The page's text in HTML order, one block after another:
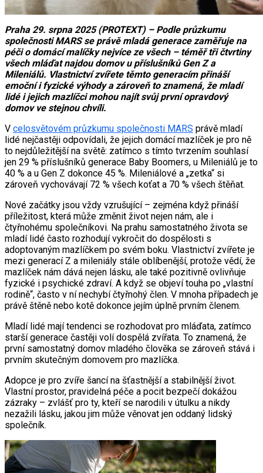
Praha 29. srpna 2025 (PROTEXT) – Podle průzkumu
společnosti MARS se právě mladá generace zaměřuje na
péči o domácí malíčky nejvíce ze všech – téměř tři čtvrtiny
všech mláďat najdou domov u příslušníků Gen Z a
Mileniálů. Vlastnictví zvířete těmto generacím přináší
emoční i fyzické výhody a zároveň to znamená, že mladí
lidé i jejich mazlíčci mohou najít svůj první opravdový
domov ve stejnou chvíli.
V celosvětovém průzkumu společnosti MARS právě mladí
lidé nejčastěji odpovídali, že jejich domácí mazlíček je pro ně
to nejdůležitější na světě: zatímco s tímto tvrzením souhlasí
jen 29 % příslušníků generace Baby Boomers, u Mileniálů je to
40 % a u Gen Z dokonce 45 %. Mileniálové a „zetka“ si
zároveň vychovávají 72 % všech koťat a 70 % všech štěňat.
Nové začátky jsou vždy vzrušující – zejména když přináší
příležitost, která může změnit život nejen nám, ale i
čtyřnohému společníkovi. Na prahu samostatného života se
mladí lidé často rozhodují vykročit do dospělosti s
adoptovaným mazlíčkem po svém boku. Vlastnictví zvířete je
mezi generací Z a mileniály stále oblíbenější, protože vědí, že
mazlíček nám dává nejen lásku, ale také pozitivně ovlivňuje
fyzické i psychické zdraví. A když se objeví touha po „vlastní
rodině“, často v ní nechybí čtyřnohý člen. V mnoha případech je
právě štěně nebo kotě dokonce jejím úplně prvním členem.
Mladí lidé mají tendenci se rozhodovat pro mláďata, zatímco
starší generace častěji volí dospělá zvířata. To znamená, že
první samostatný domov mladého člověka se zároveň stává i
prvním skutečným domovem pro mazlíčka.
Adopce je pro zvíře šancí na šťastnější a stabilnější život.
Vlastní prostor, pravidelná péče a pocit bezpečí dokážou
zázraky – zvlášť pro ty, kteří se narodili v útulku a nikdy
nezažili lásku, jakou jim může věnovat jen oddaný lidský
společník.